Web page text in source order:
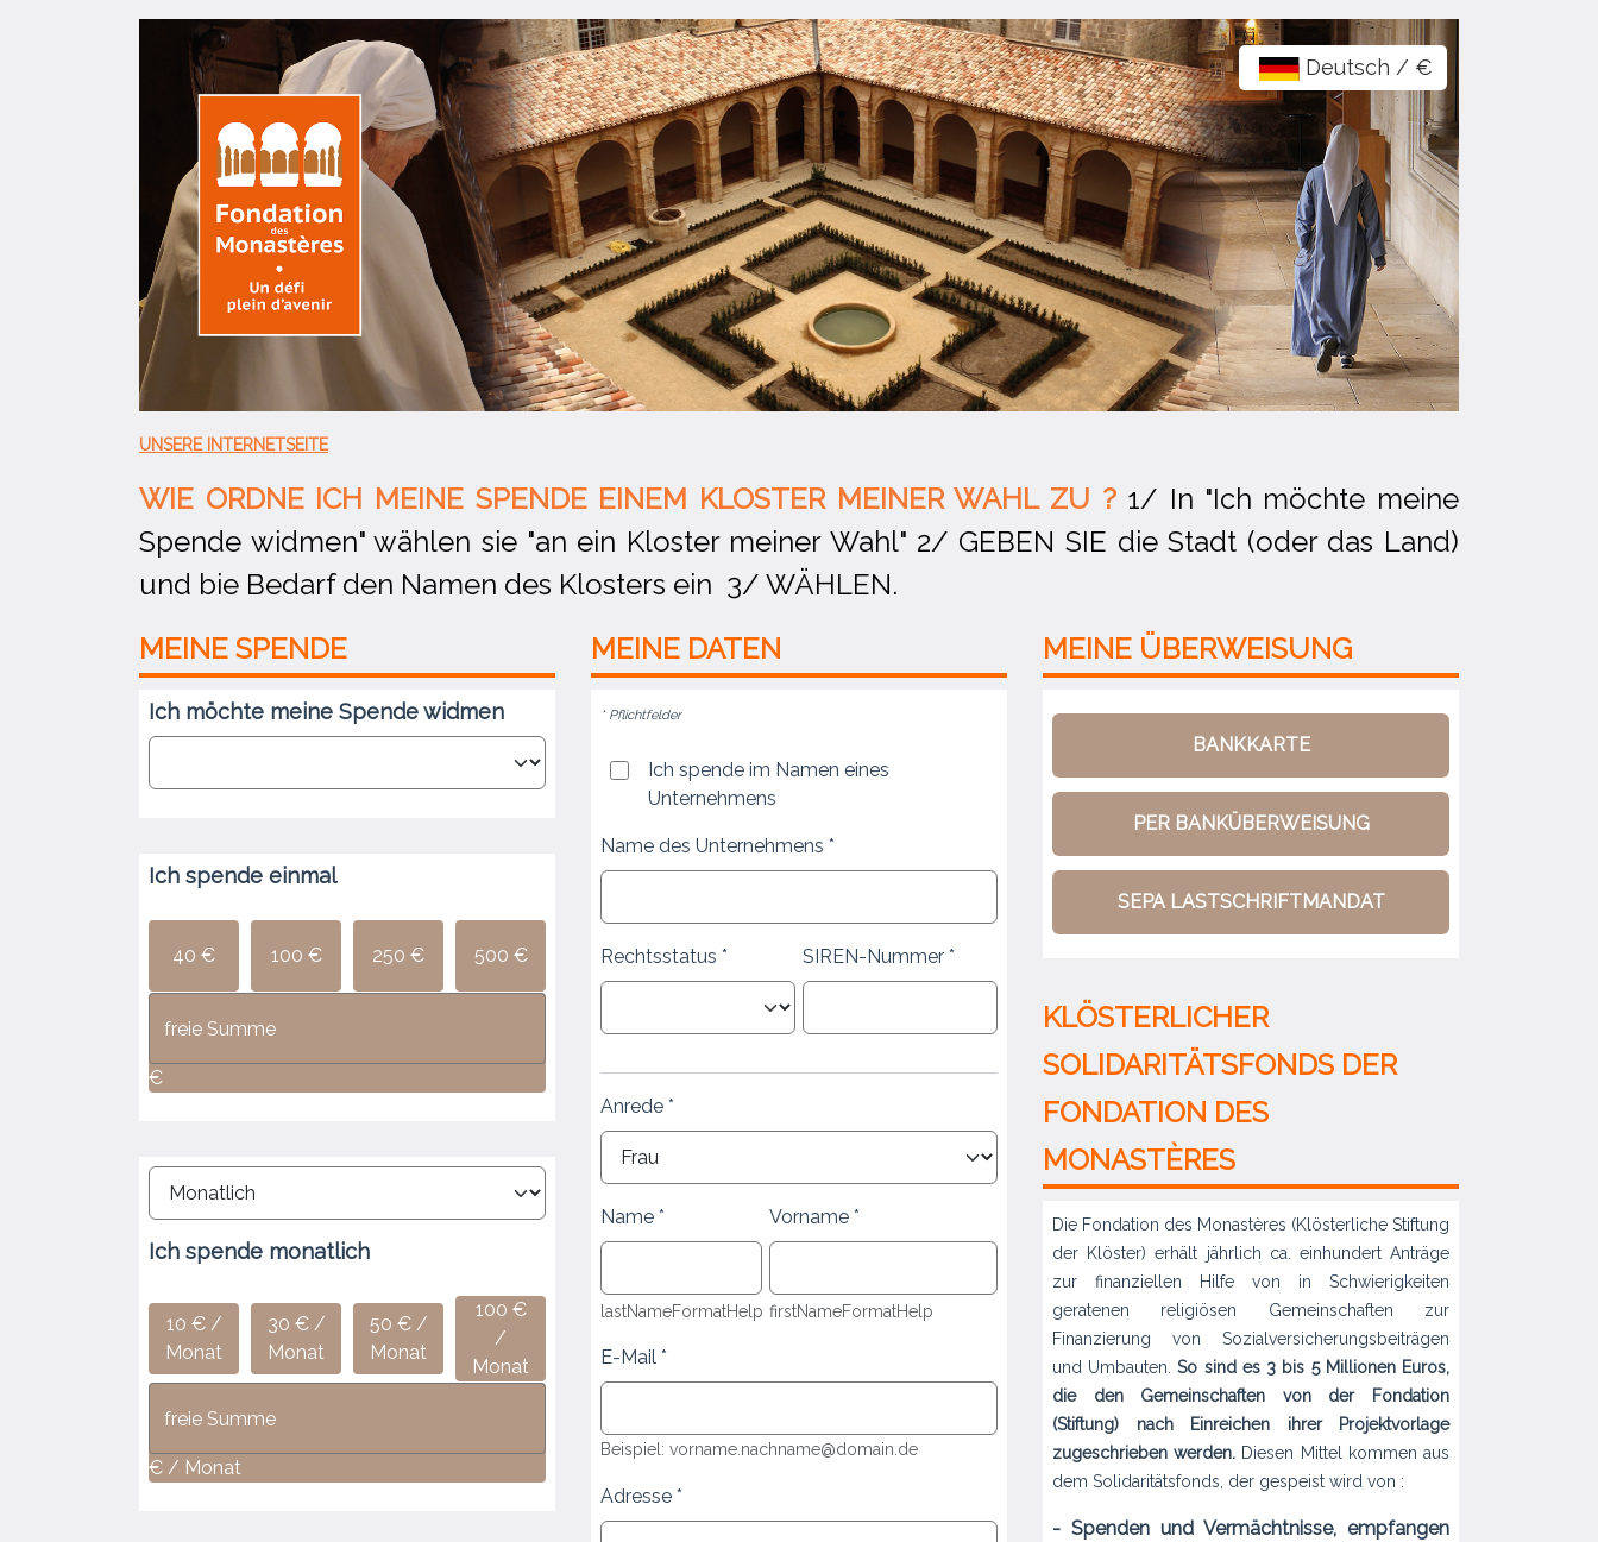
Deutsch / €
UNSERE INTERNETSEITE
WIE ORDNE ICH MEINE SPENDE EINEM KLOSTER MEINER WAHL ZU ? 1/ In "Ich möchte meine
Spende widmen" wählen sie "an ein Kloster meiner Wahl" 2/ GEBEN SIE die Stadt (oder das Land)
und bie Bedarf den Namen des Klosters ein 3/ WÄHLEN.
MEINE SPENDE
Ich möchte meine Spende widmen
Ich spende einmal
40 € 100 € 250 € 500 €
€
Ich spende monatlich
10 € /
Monat
30 € /
Monat
50 € /
Monat
100 €
/
Monat
€ / Monat
MEINE DATEN
* Pflichtfelder
Ich spende im Namen eines
Unternehmens
Name des Unternehmens
Rechtsstatus SIREN-Nummer
Anrede
Name
lastNameFormatHelp
Vorname
firstNameFormatHelp
E-Mail
Beispiel: vorname.nachname@domain.de
Adresse
MEINE ÜBERWEISUNG
BANKKARTE
PER BANKÜBERWEISUNG
SEPA LASTSCHRIFTMANDAT
KLÖSTERLICHER
SOLIDARITÄTSFONDS DER
FONDATION DES
MONASTÈRES
Die Fondation des Monastères (Klösterliche Stiftung
der Klöster) erhält jährlich ca. einhundert Anträge
zur finanziellen Hilfe von in Schwierigkeiten
geratenen religiösen Gemeinschaften zur
Finanzierung von Sozialversicherungsbeiträgen
und Umbauten.So sind es 3 bis 5 Millionen Euros,
die den Gemeinschaften von der Fondation
(Stiftung) nach Einreichen ihrer Projektvorlage
zugeschrieben werden. Diesen Mittel kommen aus
dem Solidaritätsfonds, der gespeist wird von :
- Spenden und Vermächtnisse, empfangen